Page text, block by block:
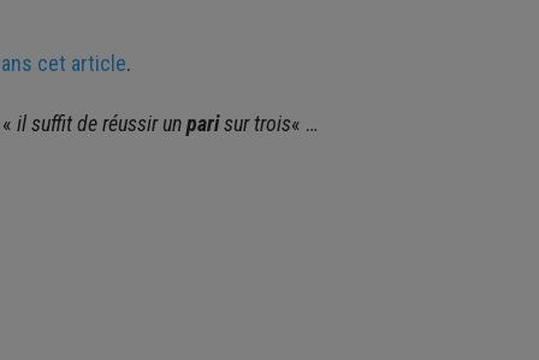
cet article.
«il suffit de réussir unparisur trois« …